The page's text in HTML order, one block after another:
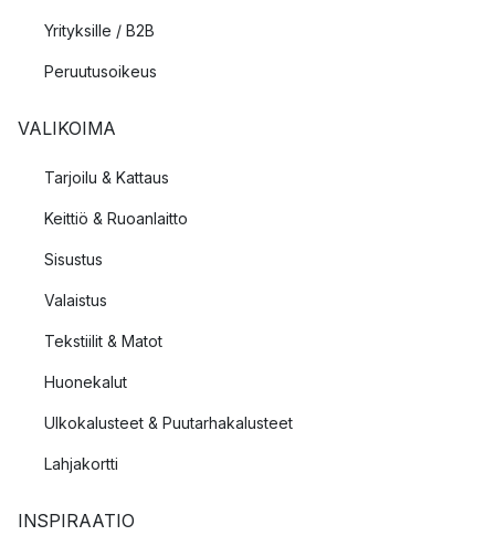
Yrityksille / B2B
Peruutusoikeus
VALIKOIMA
Tarjoilu & Kattaus
Keittiö & Ruoanlaitto
Sisustus
Valaistus
Tekstiilit & Matot
Huonekalut
Ulkokalusteet & Puutarhakalusteet
Lahjakortti
INSPIRAATIO